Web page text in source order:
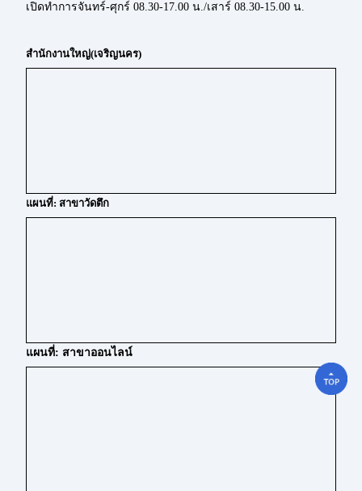
เปิดทำการจันทร์-ศุกร์ 08.30-17.00 น./เสาร์ 08.30-15.00 น.
สำนักงานใหญ่(เจริญนคร)
แผนที่: สาขาวัดตึก
แผนที่: สาขาออนไลน์